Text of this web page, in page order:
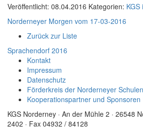
Veröffentlicht: 08.04.2016 Kategorien:
Norderneyer Morgen vom 17-03-2016
Zurück zur Liste
Sprachendorf 2016
Kontakt
Impressum
Datenschutz
Förderkreis der Norderneyer Schulen
Kooperationspartner und Sponsoren
KGS Norderney · An der Mühle 2 · 26548
2402 · Fax 04932 / 84128